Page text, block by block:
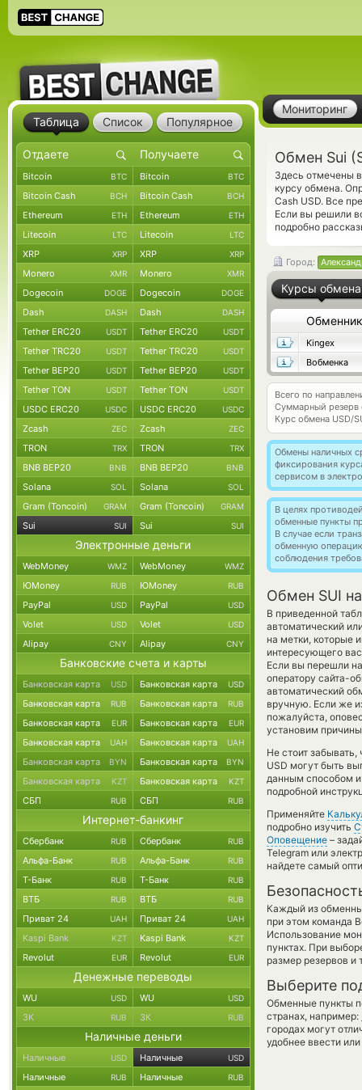
Мониторинг
Обмен Sui
Здесь отмечены
курсу обмена.
Cash USD. Все
Если вы решили
подробно
Город:
Курсы обмена
Обменник
Kingex
Вобменка
Всего по
Суммарный резерв
Курс обмена USD/
Обмены наличных
фиксирования
сервисом в
В целях
обменные пункты
В случае если
обменную
соблюдения
Обмен SUI
В приведенной
автоматический
на метки, которые
интересующего
Если вы перешли
оператору сайта-
автоматический
вручную. Если же
пожалуйста,
установим
Не стоит
USD могут быть
данным способом и
подробной
Применяйте
подробно изучить
Оповещение –
Telegram или
найдете самый
Каждый из
при этом команда
Использование
пунктах. При
размер резервов и
Выберите
Обменные пункты
странах, например:
городах могут
удобнее ввести
Таблица Список Популярное
Bitcoin BTC Bitcoin BTC
Bitcoin Cash BCH Bitcoin Cash BCH
Ethereum ETH Ethereum ETH
Litecoin LTC Litecoin LTC
XRP XRP XRP XRP
Monero XMR Monero XMR
Dogecoin DOGE Dogecoin DOGE
Dash DASH Dash DASH
Tether ERC20 USDT Tether ERC20 USDT
Tether TRC20 USDT Tether TRC20 USDT
Tether BEP20 USDT Tether BEP20 USDT
Tether TON USDT Tether TON USDT
USDC ERC20 USDC USDC ERC20 USDC
Zcash ZEC Zcash ZEC
TRON TRX TRON TRX
BNB BEP20 BNB BNB BEP20 BNB
Solana SOL Solana SOL
Gram (Toncoin) GRAM Gram (Toncoin) GRAM
Sui SUI Sui SUI
Электронные деньги
WebMoney WMZ WebMoney WMZ
ЮMoney RUB ЮMoney RUB
PayPal USD PayPal USD
Volet USD Volet USD
Alipay CNY Alipay CNY
Банковские счета и карты
Банковская карта USD Банковская карта USD
Банковская карта RUB Банковская карта RUB
Банковская карта EUR Банковская карта EUR
Банковская карта UAH Банковская карта UAH
Банковская карта BYN Банковская карта BYN
Банковская карта KZT Банковская карта KZT
СБП RUB СБП RUB
Интернет-банкинг
Сбербанк RUB Сбербанк RUB
Альфа-Банк RUB Альфа-Банк RUB
Т-Банк RUB Т-Банк RUB
ВТБ RUB ВТБ RUB
Приват 24 UAH Приват 24 UAH
Kaspi Bank KZT Kaspi Bank KZT
Revolut EUR Revolut EUR
Денежные переводы
WU USD WU USD
ЗК RUB ЗК RUB
Наличные деньги
Наличные USD Наличные USD
Наличные RUB Наличные RUB